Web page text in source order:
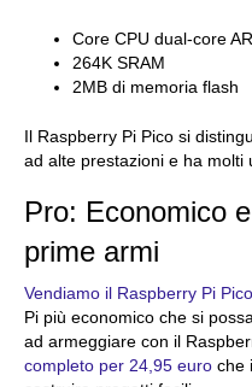
Core CPU dual-core
264K SRAM
2MB di memoria flash
Il Raspberry Pi Pico si
ad alte prestazioni e ha molti
Pro: Economico
prime armi
Vendiamo il Raspberry Pi
Pi più economico che si
ad armeggiare con il
completo per 24,95 euro che